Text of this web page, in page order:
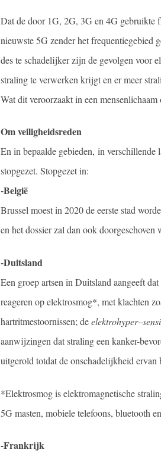
Dat de door 1G, 2G, 3G en 4G gebruikte
nieuwste 5G zender het frequentiegebied
des te schadelijker zijn de gevolgen voor
straling te verwerken krijgt en er meer
Wat dit veroorzaakt in een
Om veiligheidsreden
En in bepaalde gebieden, in
stopgezet. Stopgezet in:
-België
Brussel moest in 2020 de eerste stad
en het dossier zal dan ook
-Duitsland
Een groep artsen in Duitsland aangeeft
reageren op elektrosmog*, met klachten
hartritmestoornissen; deelektrohyper–
aanwijzingen dat straling een kanker-
uitgerold totdat de onschadelijkheid ervan
*Elektrosmog is elektromagnetische
5G masten, mobiele telefoons, bluetooth
-Frankrijk